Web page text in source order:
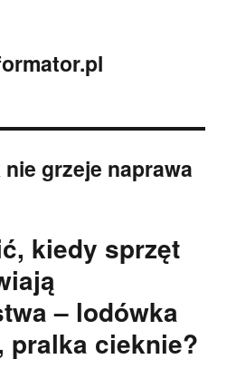
grzeje naprawa
kiedy sprzęt
– lodówka
pralka cieknie?